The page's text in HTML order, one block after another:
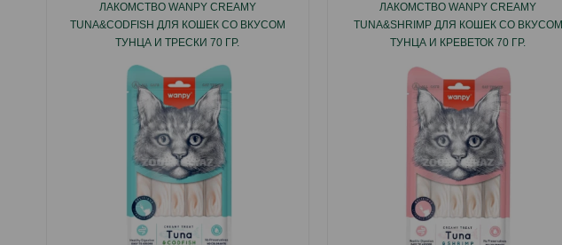
ЛАКОМСТВО WANPY CREAMY
TUNA&CODFISH ДЛЯ КОШЕК СО ВКУСОМ
ТУНЦА И ТРЕСКИ 70 ГР.
ЛАКОМСТВО WANPY CREAMY
TUNA&SHRIMP ДЛЯ КОШЕК СО ВКУСОМ
ТУНЦА И КРЕВЕТОК 70 ГР.